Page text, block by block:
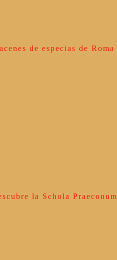
de especias de Roma
la Schola Praeconum